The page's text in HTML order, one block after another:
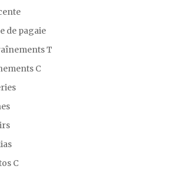
de pagaie
T
C
C